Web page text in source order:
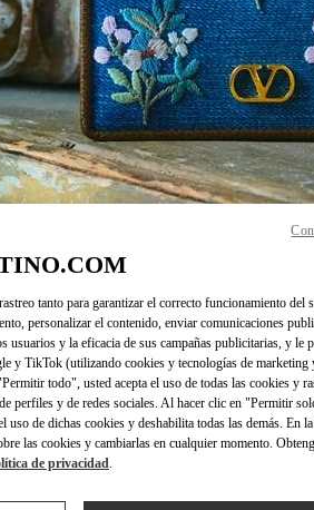
Link
NOVEDADES
tanto para garantizar el correcto funcionamiento del
personalizar el contenido, enviar comunicaciones
usuarios y la eficacia de sus campañas publicitarias, y le
y TikTok (utilizando cookies y tecnologías de marketing
todo", usted acepta el uso de todas las cookies y
perfiles y de redes sociales. Al hacer clic en "Permitir
uso de dichas cookies y deshabilita todas las demás. En
las cookies y cambiarlas en cualquier momento.
de privacidad.